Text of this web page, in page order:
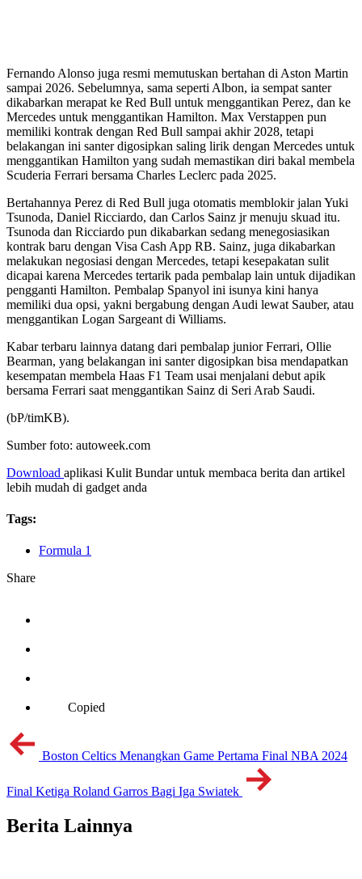
Fernando Alonso juga resmi memutuskan bertahan di Aston Martin
sampai 2026. Sebelumnya, sama seperti Albon, ia sempat santer
dikabarkan merapat ke Red Bull untuk menggantikan Perez, dan ke
Mercedes untuk menggantikan Hamilton. Max Verstappen pun
memiliki kontrak dengan Red Bull sampai akhir 2028, tetapi
belakangan ini santer digosipkan saling lirik dengan Mercedes untuk
menggantikan Hamilton yang sudah memastikan diri bakal membela
Scuderia Ferrari bersama Charles Leclerc pada 2025.
Bertahannya Perez di Red Bull juga otomatis memblokir jalan Yuki
Tsunoda, Daniel Ricciardo, dan Carlos Sainz jr menuju skuad itu.
Tsunoda dan Ricciardo pun dikabarkan sedang menegosiasikan
kontrak baru dengan Visa Cash App RB. Sainz, juga dikabarkan
melakukan negosiasi dengan Mercedes, tetapi kesepakatan sulit
dicapai karena Mercedes tertarik pada pembalap lain untuk dijadikan
pengganti Hamilton. Pembalap Spanyol ini isunya kini hanya
memiliki dua opsi, yakni bergabung dengan Audi lewat Sauber, atau
menggantikan Logan Sargeant di Williams.
Kabar terbaru lainnya datang dari pembalap junior Ferrari, Ollie
Bearman, yang belakangan ini santer digosipkan bisa mendapatkan
kesempatan membela Haas F1 Team usai menjalani debut apik
bersama Ferrari saat menggantikan Sainz di Seri Arab Saudi.
(bP/timKB).
Sumber foto: autoweek.com
Download aplikasi Kulit Bundar untuk membaca berita dan artikel
lebih mudah di gadget anda
Tags:
Formula 1
Share
Copied
Boston Celtics Menangkan Game Pertama Final NBA 2024
Final Ketiga Roland Garros Bagi Iga Swiatek
Berita Lainnya